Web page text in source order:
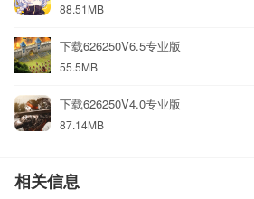
88.51MB
下载626250V6.5专业版
55.5MB
下载626250V4.0专业版
87.14MB
相关信息